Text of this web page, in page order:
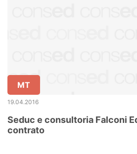
MT
19.04.2016
Seduc e consultoria Falconi
contrato